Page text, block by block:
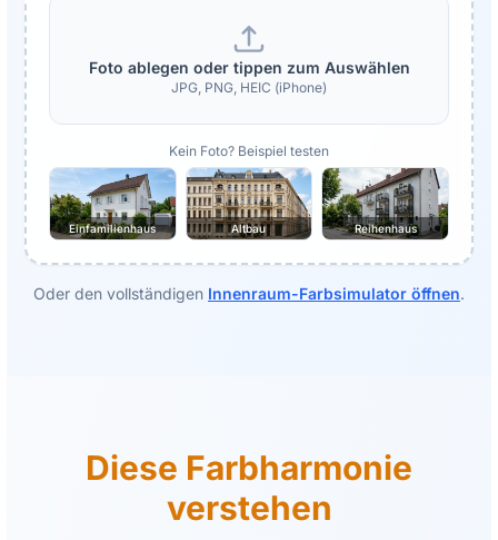
Foto ablegen oder tippen zum Auswählen
JPG, PNG, HEIC (iPhone)
Kein Foto? Beispiel testen
Einfamilienhaus Altbau Reihenhaus
Oder den vollständigen Innenraum-Farbsimulator öffnen.
Diese Farbharmonie
verstehen